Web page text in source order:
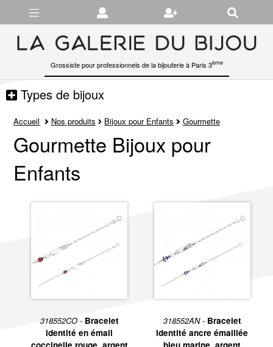
Grossiste pour professionnels de la bijouterie à Paris 3ème
Types de bijoux
Accueil Nos produits Bijoux pour Enfants Gourmette
Gourmette Bijoux pour
Enfants
318552CO - Bracelet
identité en émail
318552AN - Bracelet
identité ancre émaillée
Gérer les préférences en matière de cookies